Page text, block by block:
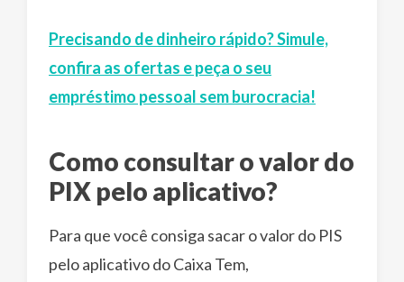
Precisando de dinheiro rápido? Simule,
confira as ofertas e peça o seu
empréstimo pessoal sem burocracia!
Como consultar o valor do
PIX pelo aplicativo?
Para que você consiga sacar o valor do PIS
pelo aplicativo do Caixa Tem,